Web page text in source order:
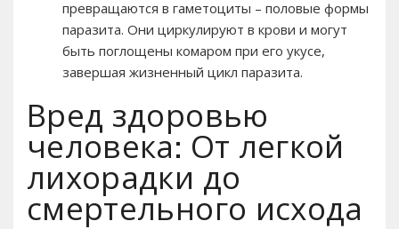
превращаются в гаметоциты – половые формы
паразита. Они циркулируют в крови и могут
быть поглощены комаром при его укусе,
завершая жизненный цикл паразита.
Вред здоровью
человека: От легкой
лихорадки до
смертельного исхода